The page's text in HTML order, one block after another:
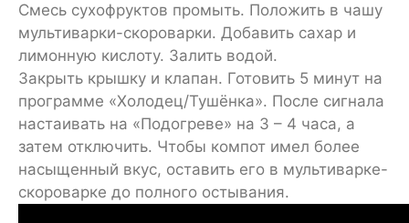
Смесь сухофруктов промыть. Положить в чашу
мультиварки-скороварки. Добавить сахар и
лимонную кислоту. Залить водой.
Закрыть крышку и клапан. Готовить 5 минут на
программе «Холодец/Тушёнка». После сигнала
настаивать на «Подогреве» на 3 – 4 часа, а
затем отключить. Чтобы компот имел более
насыщенный вкус, оставить его в мультиварке-
скороварке до полного остывания.